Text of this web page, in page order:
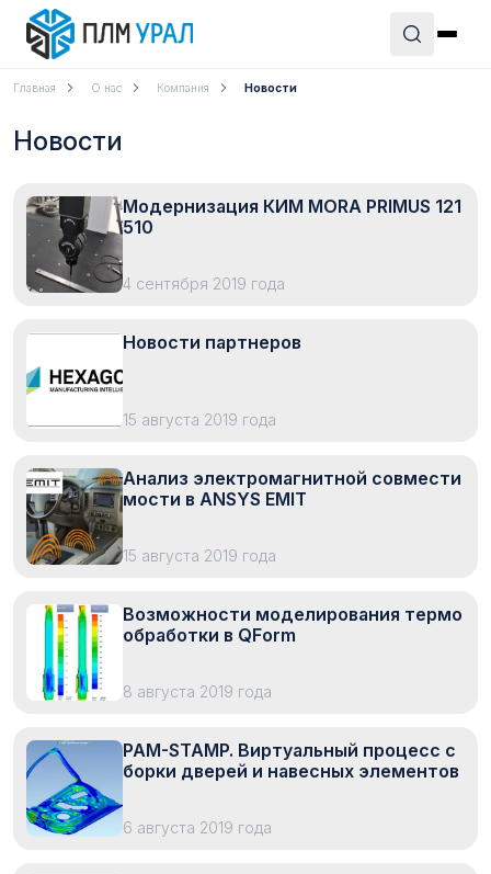
Главная О нас Компания Новости
Новости
Модернизация КИМ MORA PRIMUS 121
510
4 сентября 2019 года
Новости партнеров
15 августа 2019 года
Анализ электромагнитной совмести
мости в ANSYS EMIT
15 августа 2019 года
Возможности моделирования термо
обработки в QForm
8 августа 2019 года
PAM-STAMP. Виртуальный процесс с
борки дверей и навесных элементов
6 августа 2019 года